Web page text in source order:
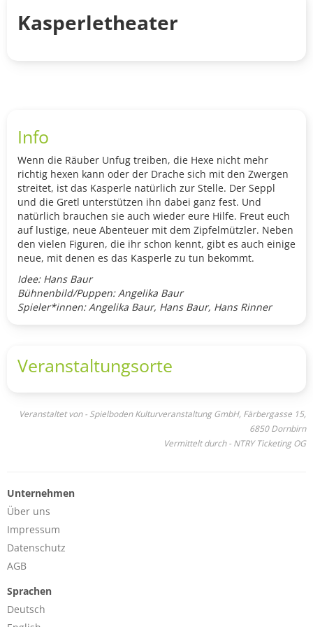
Kasperletheater
Info
Wenn die Räuber Unfug treiben, die Hexe nicht mehr
richtig hexen kann oder der Drache sich mit den Zwergen
streitet, ist das Kasperle natürlich zur Stelle. Der Seppl
und die Gretl unterstützen ihn dabei ganz fest. Und
natürlich brauchen sie auch wieder eure Hilfe. Freut euch
auf lustige, neue Abenteuer mit dem Zipfelmützler. Neben
den vielen Figuren, die ihr schon kennt, gibt es auch einige
neue, mit denen es das Kasperle zu tun bekommt.
Idee: Hans Baur
Bühnenbild/Puppen: Angelika Baur
Spieler*innen: Angelika Baur, Hans Baur, Hans Rinner
Veranstaltungsorte
Veranstaltet von - Spielboden Kulturveranstaltung GmbH, Färbergasse 15,
6850 Dornbirn
Vermittelt durch - NTRY Ticketing OG
Unternehmen
Über uns
Impressum
Datenschutz
AGB
Sprachen
Deutsch